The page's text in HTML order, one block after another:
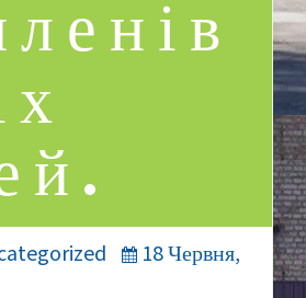
18 Червня,